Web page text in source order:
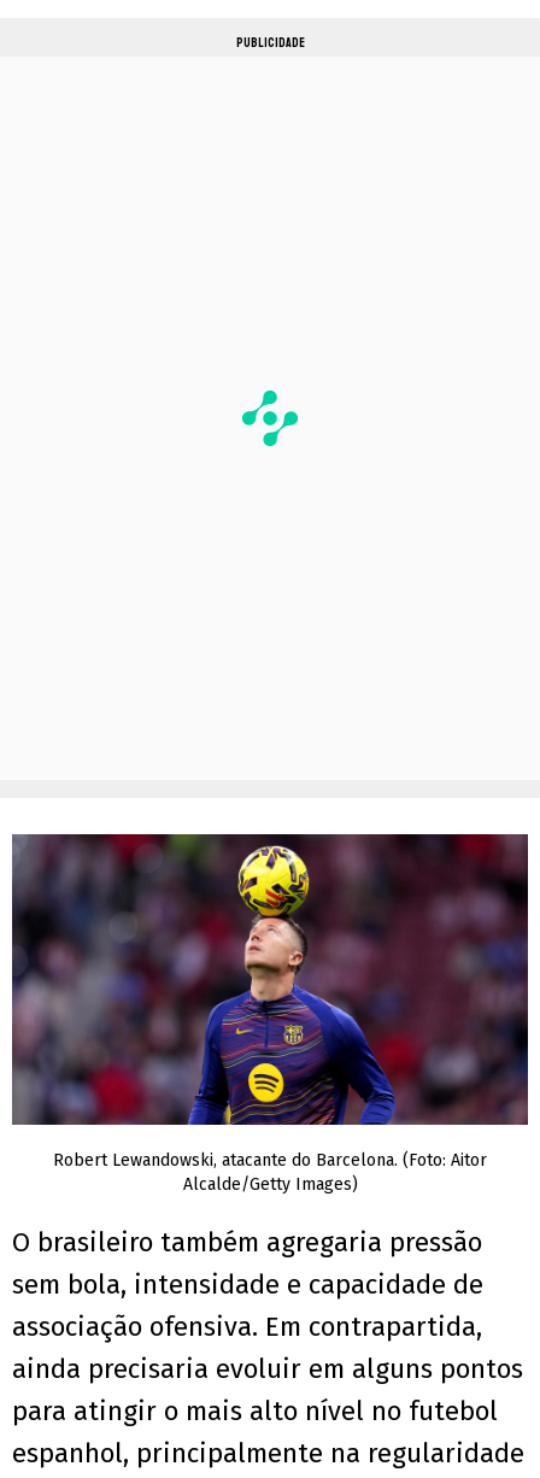
PUBLICIDADE
Robert Lewandowski, atacante do Barcelona. (Foto: Aitor
Alcalde/Getty Images)
O brasileiro também agregaria pressão
sem bola, intensidade e capacidade de
associação ofensiva. Em contrapartida,
ainda precisaria evoluir em alguns pontos
para atingir o mais alto nível no futebol
espanhol, principalmente na regularidade